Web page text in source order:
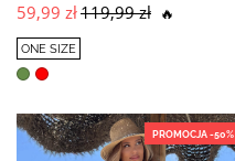
59,99 zł119,99 zł 🔥
ONE SIZE
PROMOCJA -50%